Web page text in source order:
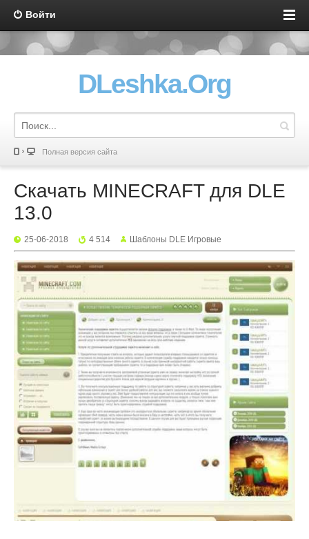
Войти
DLeshka.Org
Полная версия сайта
Скачать MINECRAFT для DLE
13.0
25-06-2018 4 514 Шаблоны DLE Игровые